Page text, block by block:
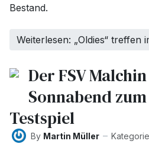
Bestand.
Weiterlesen: „Oldies“ treffen
Der FSV
Sonnabend
Testspiel
By Martin Müller